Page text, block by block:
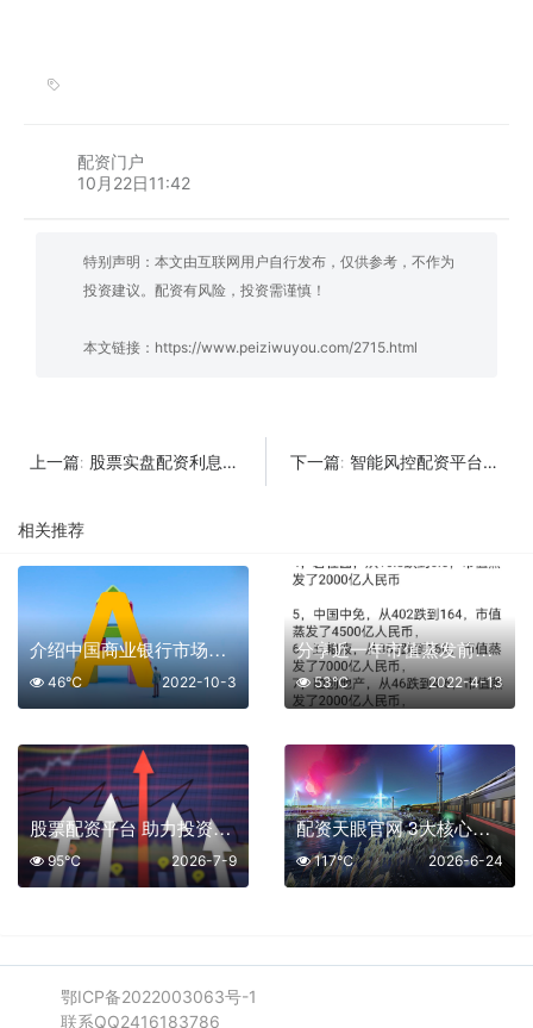
配资门户
10月22日11:42
特别声明：本文由互联网用户自行发布，仅供参考，不作为
投资建议。配资有风险，投资需谨慎！
本文链接： https://www.peiziwuyou.com/2715.html
上一篇: 股票实盘配资利息对比：如何选择最划算的方案？ 下一篇: 智能风控配资平台预警系统排名与核心能力解析
相关推荐
介绍中国商业银行市场化改革增强标志
2022-10-3
46℃
分享近一年市值蒸发前十的股票
2022-4-13
53℃
股票配资平台 助力投资更高效
2026-7-9
95℃
配资天眼官网 3大核心功能助您规避90%配资风险
2026-6-24
117℃
鄂ICP备2022003063号-1
联系QQ2416183786